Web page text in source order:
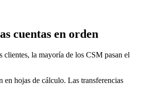
cuentas en orden
la mayoría de los CSM pasan el
hojas de cálculo. Las transferencias